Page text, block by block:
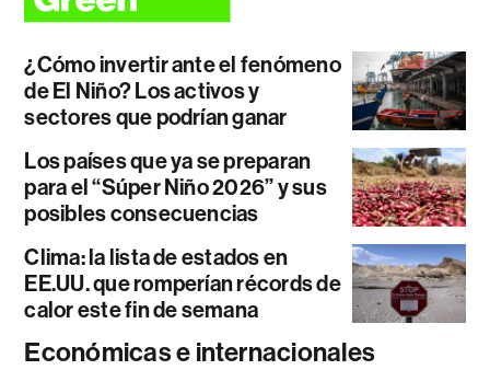
¿Cómo invertir ante el fenómeno
de El Niño? Los activos y
sectores que podrían ganar
Los países que ya se preparan
para el “Súper Niño 2026” y sus
posibles consecuencias
Clima: la lista de estados en
EE.UU. que romperían récords de
calor este fin de semana
Económicas e internacionales